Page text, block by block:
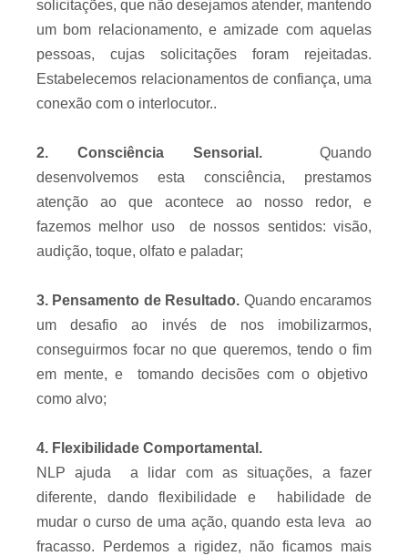
solicitações, que não desejamos atender, mantendo
um bom relacionamento, e amizade com aquelas
pessoas, cujas solicitações foram rejeitadas.
Estabelecemos relacionamentos de confiança, uma
conexão com o interlocutor..
2. Consciência Sensorial.
Quando
desenvolvemos esta consciência, prestamos
atenção ao que acontece ao nosso redor, e
fazemos melhor uso de nossos sentidos: visão,
audição, toque, olfato e paladar;
3. Pensamento de Resultado. Quando encaramos
um desafio ao invés de nos imobilizarmos,
conseguirmos focar no que queremos, tendo o fim
em mente, e tomando decisões com o objetivo
como alvo;
4. Flexibilidade Comportamental.
NLP ajuda a lidar com as situações, a fazer
diferente, dando flexibilidade e habilidade de
mudar o curso de uma ação, quando esta leva ao
fracasso. Perdemos a rigidez, não ficamos mais